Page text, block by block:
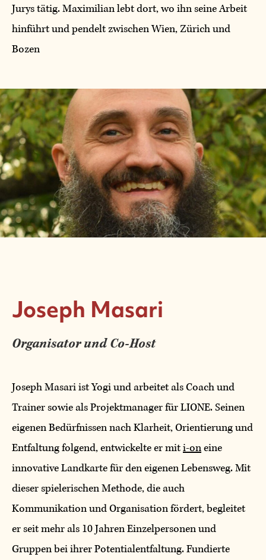
Jurys tätig. Maximilian lebt dort, wo ihn seine Arbeit
hinführt und pendelt zwischen Wien, Zürich und
Bozen
Joseph Masari
Organisator und Co-Host
Joseph Masari ist Yogi und arbeitet als Coach und
Trainer sowie als Projektmanager für LIONE. Seinen
eigenen Bedürfnissen nach Klarheit, Orientierung und
Entfaltung folgend, entwickelte er miti-oneine
innovative Landkarte für den eigenen Lebensweg. Mit
dieser spielerischen Methode, die auch
Kommunikation und Organisation fördert, begleitet
er seit mehr als 10 Jahren Einzelpersonen und
Gruppen bei ihrer Potentialentfaltung. Fundierte